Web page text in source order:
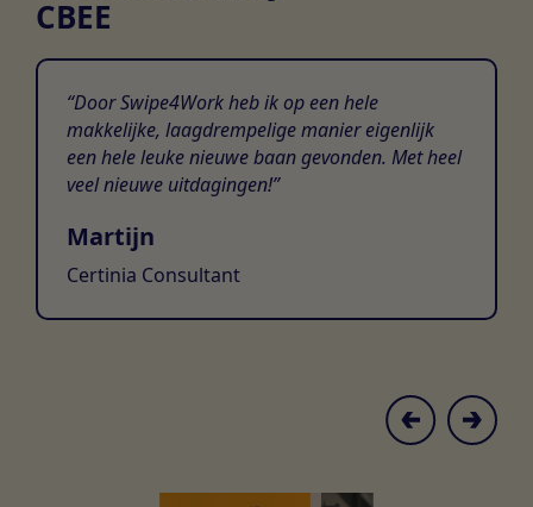
CBEE
Door Swipe4Work heb ik op een hele
makkelijke, laagdrempelige manier eigenlijk
een hele leuke nieuwe baan gevonden. Met heel
veel nieuwe uitdagingen!
Martijn
Certinia Consultant